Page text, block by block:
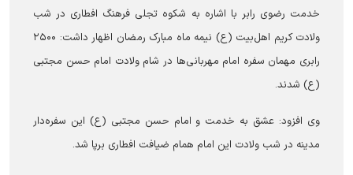
خدمت رضوی رابر با اشاره به شکوه تجلی فرهنگ افطاری در شب
ولادت کریم اهل‌بیت (ع) نیمه ماه مبارک رمضان اظهار داشت: ۲۵۰۰
رابری مهمان سفره امام مهربانی‌ها در شام ولادت امام حسن مجتبی
(ع) شدند.
وی افزود: عشق به خدمت و امام حسن مجتبی (ع) این سفره‌دار
مدینه در شب ولادت این امام همام ضیافت افطاری برپا شد.